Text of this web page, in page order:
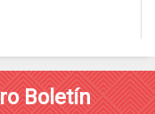
Boletín